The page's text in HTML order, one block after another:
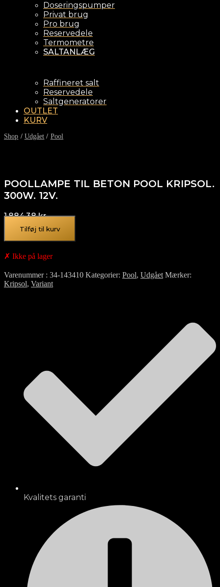
Doseringspumper
Privat brug
Pro brug
Reservedele
Termometre
SALTANLÆG
Raffineret salt
Reservedele
Saltgeneratorer
OUTLET
KURV
Shop / Udgået / Pool
POOLLAMPE TIL BETON POOL KRIPSOL.
300W. 12V.
1.884,38kr.
Tilføj til kurv
✗ Ikke på lager
Varenummer 34-143410 Kategorier Pool, Udgået Mærker
Kripsol, Variant
Kvalitets garanti